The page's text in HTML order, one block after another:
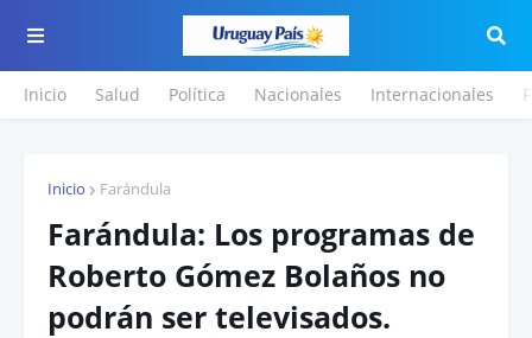
Inicio Salud Política Nacionales Internacionales
Inicio Farándula
Farándula: Los programas de
Roberto Gómez Bolaños no
podrán ser televisados.